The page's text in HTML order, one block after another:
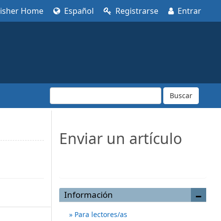
Home Español Registrarse Entrar
Buscar
Enviar un artículo
Información
Para lectores/as